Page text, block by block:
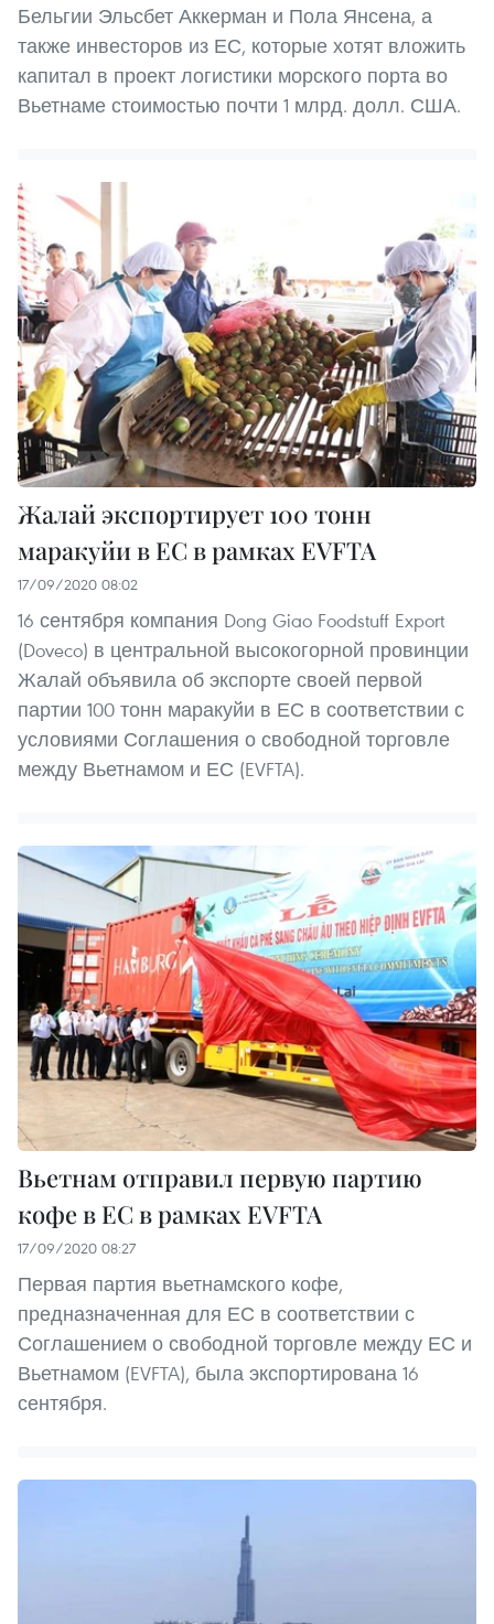
Бельгии Эльсбет Аккерман и Пола Янсена, а
также инвесторов из ЕС, которые хотят вложить
капитал в проект логистики морского порта во
Вьетнаме стоимостью почти 1 млрд. долл. США.
Жалай экспортирует 100 тонн
маракуйи в ЕС в рамках EVFTA
17/09/2020 08:02
16 сентября компания Dong Giao Foodstuff Export
(Doveco) в центральной высокогорной провинции
Жалай объявила об экспорте своей первой
партии 100 тонн маракуйи в ЕС в соответствии с
условиями Соглашения о свободной торговле
между Вьетнамом и ЕС (EVFTA).
Вьетнам отправил первую партию
кофе в ЕС в рамках EVFTA
17/09/2020 08:27
Первая партия вьетнамского кофе,
предназначенная для ЕС в соответствии с
Соглашением о свободной торговле между ЕС и
Вьетнамом (EVFTA), была экспортирована 16
сентября.